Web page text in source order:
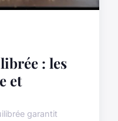
: les
et
garantit